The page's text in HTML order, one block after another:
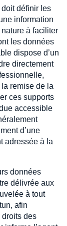
définir les
information
à faciliter
les données
dispose d’un
directement
remise de la
ces supports
accessible
d’une
adressée à la
données
délivrée aux
à tout
afin
droits des